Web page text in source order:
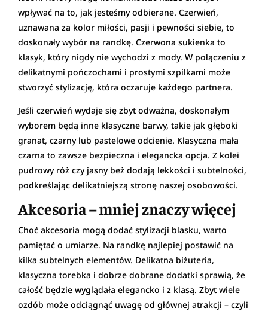
wpływać na to, jak jesteśmy odbierane. Czerwień,
uznawana za kolor miłości, pasji i pewności siebie, to
doskonały wybór na randkę. Czerwona sukienka to
klasyk, który nigdy nie wychodzi z mody. W połączeniu z
delikatnymi pończochami i prostymi szpilkami może
stworzyć stylizację, która oczaruje każdego partnera.
Jeśli czerwień wydaje się zbyt odważna, doskonałym
wyborem będą inne klasyczne barwy, takie jak głęboki
granat, czarny lub pastelowe odcienie. Klasyczna mała
czarna to zawsze bezpieczna i elegancka opcja. Z kolei
pudrowy róż czy jasny beż dodają lekkości i subtelności,
podkreślając delikatniejszą stronę naszej osobowości.
Akcesoria – mniej znaczy więcej
Choć akcesoria mogą dodać stylizacji blasku, warto
pamiętać o umiarze. Na randkę najlepiej postawić na
kilka subtelnych elementów. Delikatna biżuteria,
klasyczna torebka i dobrze dobrane dodatki sprawią, że
całość będzie wyglądała elegancko i z klasą. Zbyt wiele
ozdób może odciągnąć uwagę od głównej atrakcji – czyli